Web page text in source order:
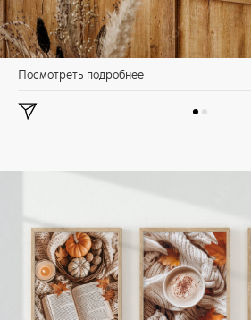
Посмотреть подробнее